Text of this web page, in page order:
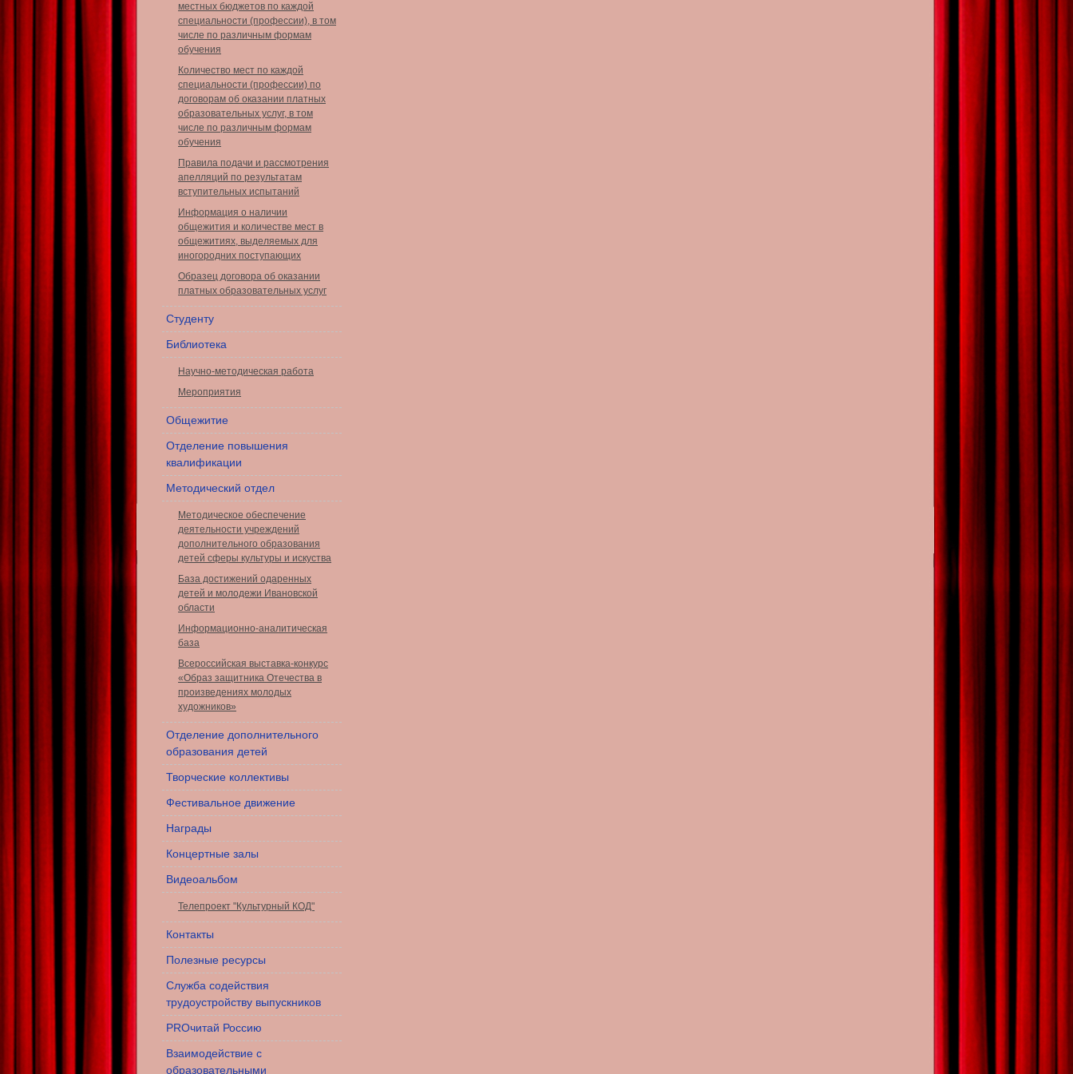
местных бюджетов по каждой
специальности (профессии), в том
числе по различным формам
обучения
Количество мест по каждой
специальности (профессии) по
договорам об оказании платных
образовательных услуг, в том
числе по различным формам
обучения
Правила подачи и рассмотрения
апелляций по результатам
вступительных испытаний
Информация о наличии
общежития и количестве мест в
общежитиях, выделяемых для
иногородних поступающих
Образец договора об оказании
платных образовательных услуг
Студенту
Библиотека
Научно-методическая работа
Мероприятия
Общежитие
Отделение повышения
квалификации
Методический отдел
Методическое обеспечение
деятельности учреждений
дополнительного образования
детей сферы культуры и искуства
База достижений одаренных
детей и молодежи Ивановской
области
Информационно-аналитическая
база
Всероссийская выставка-конкурс
«Образ защитника Отечества в
произведениях молодых
художников»
Отделение дополнительного
образования детей
Творческие коллективы
Фестивальное движение
Награды
Концертные залы
Видеоальбом
Телепроект "Культурный КОД"
Контакты
Полезные ресурсы
Служба содействия
трудоустройству выпускников
PROчитай Россию
Взаимодействие с
образовательными